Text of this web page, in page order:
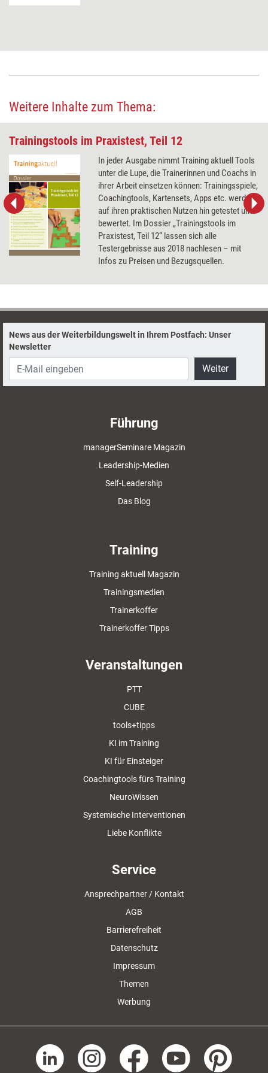
Weitere Inhalte zum Thema:
Trainingstools im Praxistest, Teil 12
In jeder Ausgabe nimmt Training aktuell Tools
unter die Lupe, die Trainerinnen und Coachs in
ihrer Arbeit einsetzen können: Trainingsspiele,
Coachingtools, Kartensets, Apps etc. werden
auf ihren praktischen Nutzen hin getestet und
bewertet. Im Dossier „Trainingstools im
Praxistest, Teil 12“ lassen sich alle
Testergebnisse aus 2018 nachlesen – mit
Infos zu Preisen und Bezugsquellen.
News aus der Weiterbildungswelt in Ihrem Postfach: Unser
Newsletter
Weiter
Führung
managerSeminare Magazin
Leadership-Medien
Self-Leadership
Das Blog
Training
Training aktuell Magazin
Trainingsmedien
Trainerkoffer
Trainerkoffer Tipps
Veranstaltungen
PTT
CUBE
tools+tipps
KI im Training
KI für Einsteiger
Coachingtools fürs Training
NeuroWissen
Systemische Interventionen
Liebe Konflikte
Service
Ansprechpartner / Kontakt
AGB
Barrierefreiheit
Datenschutz
Impressum
Themen
Werbung